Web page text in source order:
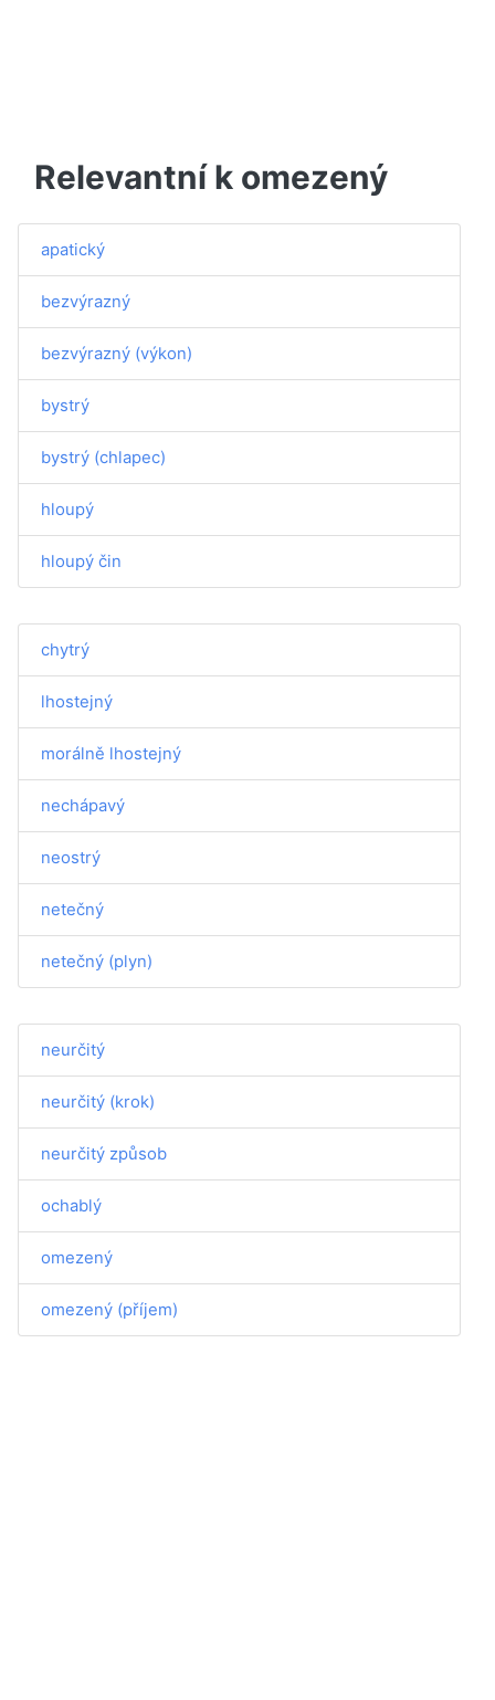
Relevantní k omezený
apatický
bezvýrazný
bezvýrazný (výkon)
bystrý
bystrý (chlapec)
hloupý
hloupý čin
chytrý
lhostejný
morálně lhostejný
nechápavý
neostrý
netečný
netečný (plyn)
neurčitý
neurčitý (krok)
neurčitý způsob
ochablý
omezený
omezený (příjem)